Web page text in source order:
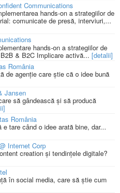
Communications
hands-on a strategiilor de
comunicate de presă, interviuri,...
hands-on a strategiilor de
& B2C Implicare activă... [detalii]
România
de agenție care știe că o idee bună
Jansen
să gândească și să producă
România
tare când o idee arată bine, dar...
Internet Corp
creation și tendințele digitale?
în social media, care să știe cum